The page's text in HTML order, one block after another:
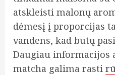
atskleisti malonų
dėmesį į proporcijas
vandens, kad būtų
Daugiau informacijos
matcha galima rasti